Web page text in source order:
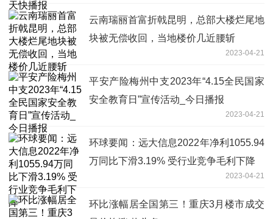
云南瑞丽首富折戟昆明，总部大楼烂尾地
块被无偿收回，当地楼价几近腰斩
2023-04-21
平安产险梅州中支2023年“4.15全民国家
安全教育日”宣传活动_今日播报
2023-04-21
环球要闻：远大信息2022年净利1055.94
万同比下滑3.19% 受行业竞争毛利下降
2023-04-21
环比涨幅居全国第三！重庆3月楼市成交